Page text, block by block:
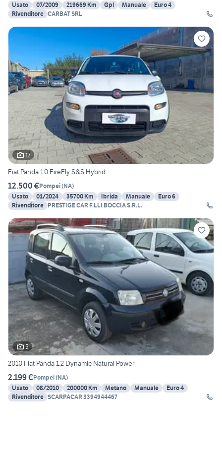
Usato
07/2009 219669 Km Gpl Manuale
Euro 4
Rivenditore CARBAT SRL
17
Fiat Panda 1.0 FireFly S&S Hybrid
12.500 €Pompei(NA)
Usato
01/2024 35700 Km Ibrida Manuale
Euro 6
Rivenditore PRESTIGE CAR F.LLI BOCCIA S.R.L.
5
2010 Fiat Panda 1.2 Dynamic Natural Power
2.199 €Pompei(NA)
Usato
08/2010 200000 Km Metano Manuale
Euro 4
Rivenditore SCARPACAR 3394944467